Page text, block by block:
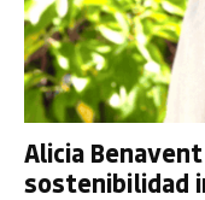
Alicia
sostenibilidad